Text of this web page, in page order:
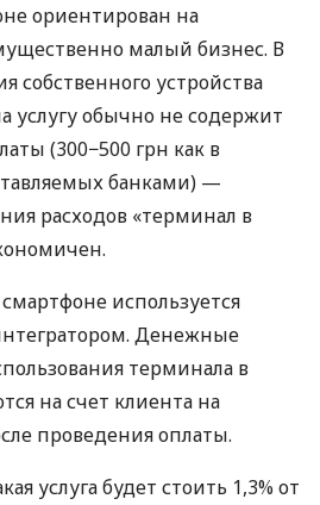
ориентирован на
малый бизнес. В
собственного устройства
услугу обычно не содержит
(300−500 грн как в
банками) —
расходов «терминал в
используется
Денежные
терминала в
на счет клиента на
проведения оплаты.
услуга будет стоить 1,3% от